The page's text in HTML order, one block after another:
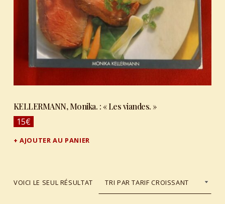
KELLERMANN, Monika. : « Les viandes. »
15€
AJOUTER AU PANIER
VOICI LE SEUL RÉSULTAT